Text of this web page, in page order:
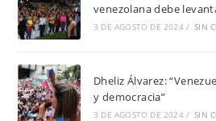
venezolana debe
3 DE AGOSTO DE 2024 / SIN
Dheliz Álvarez:
y democracia”
3 DE AGOSTO DE 2024 / SIN